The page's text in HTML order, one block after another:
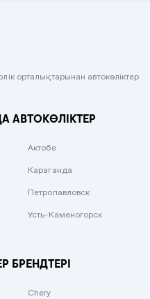
орталықтарынан автокөліктер
АВТОКӨЛІКТЕР
Актобе
Караганда
Петропавловск
Усть-Каменогорск
БРЕНДТЕРІ
Chery